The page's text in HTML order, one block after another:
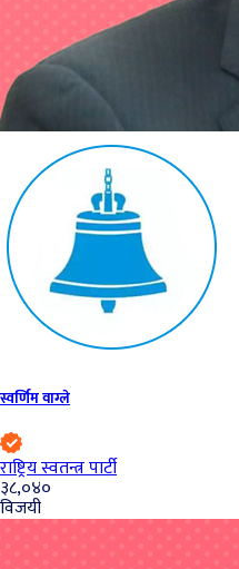
स्वर्णिम वाग्ले
राष्ट्रिय स्वतन्त्र पार्टी
३८,०४०
विजयी